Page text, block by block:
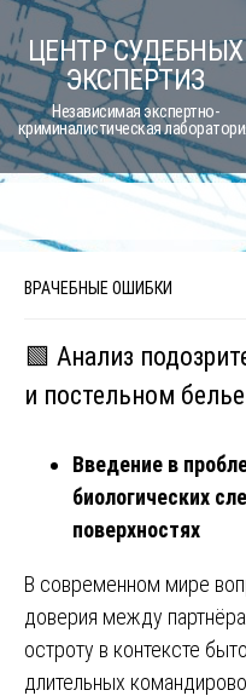
Skip
to
content
ЦЕНТР СУДЕБНЫХ
ЭКСПЕРТИЗ
Независимая экспертно-
криминалистическая
ВРАЧЕБНЫЕ ОШИБКИ
🟩 Анализ
и постельном
Введение в
биологических
поверхностях
В современном мире
доверия между
остроту в контексте
длительных